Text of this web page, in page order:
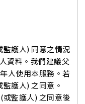
監護人) 同意之情況
資料。我們建議父
人使用本服務。若
護人) 之同意。
或監護人) 之同意後